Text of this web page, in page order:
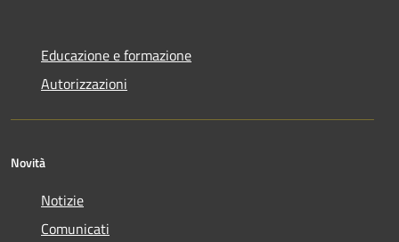
Educazione e formazione
Autorizzazioni
Novità
Notizie
Comunicati